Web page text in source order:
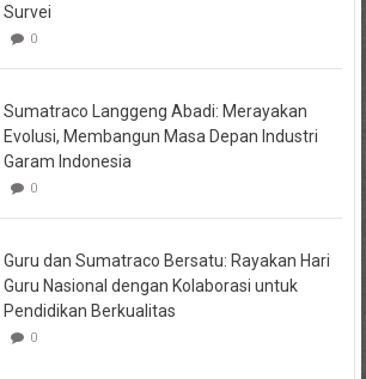
Survei
0
Sumatraco Langgeng Abadi: Merayakan
Evolusi, Membangun Masa Depan Industri
Garam Indonesia
0
Guru dan Sumatraco Bersatu: Rayakan Hari
Guru Nasional dengan Kolaborasi untuk
Pendidikan Berkualitas
0